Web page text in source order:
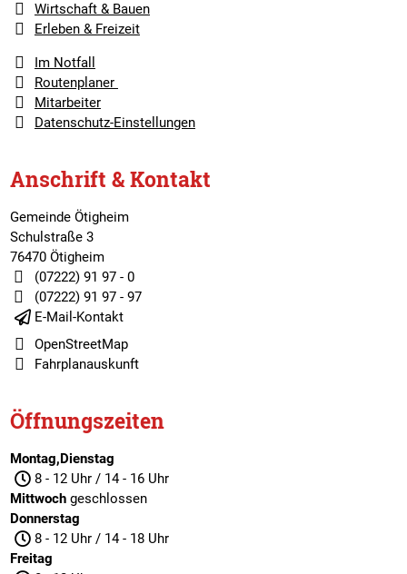
Wirtschaft & Bauen
Erleben & Freizeit
Im Notfall
Routenplaner
Mitarbeiter
Datenschutz-Einstellungen
Anschrift & Kontakt
Gemeinde Ötigheim
Schulstraße 3
76470 Ötigheim
(07222) 91 97 - 0
(07222) 91 97 - 97
E-Mail-Kontakt
OpenStreetMap
Fahrplanauskunft
Öffnungszeiten
Montag,Dienstag
8 - 12 Uhr / 14 - 16 Uhr
Mittwochgeschlossen
Donnerstag
8 - 12 Uhr / 14 - 18 Uhr
Freitag